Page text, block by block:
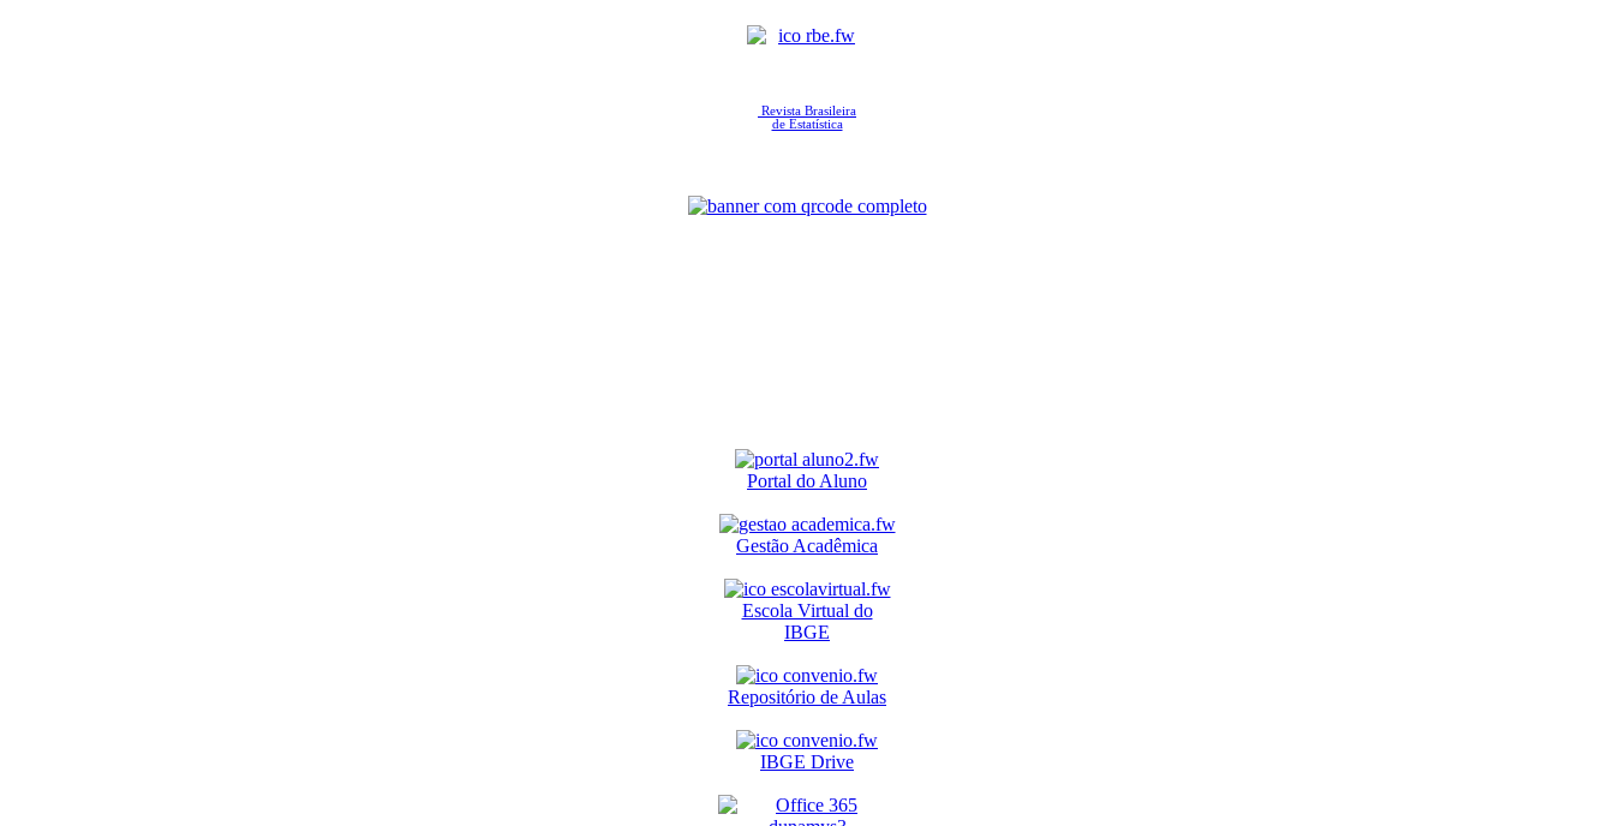
Revista Brasileira
de Estatística
Portal do Aluno
Gestão Acadêmica
Escola Virtual do
IBGE
Repositório de Aulas
IBGE Drive